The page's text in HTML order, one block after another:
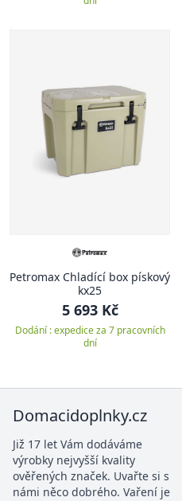
Petromax Chladící box pískový
kx25
5 693 Kč
Dodání : expedice za 7 pracovních
dní
Domacidoplnky.cz
Již 17 let Vám dodáváme
výrobky nejvyšší kvality
ověřených značek. Uvařte si s
námi něco dobrého. Vaření je